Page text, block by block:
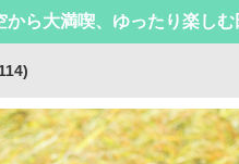
から大満喫、ゆったり楽しむ